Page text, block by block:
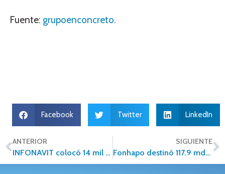
Fuente: grupoenconcreto.
Facebook Twitter LinkedIn
ANTERIOR
INFONAVIT colocó 14 mil viviendas en el Valle de México
SIGUIENTE
Fonhapo destinó 117.9 mdp para vivienda de jaliscienses